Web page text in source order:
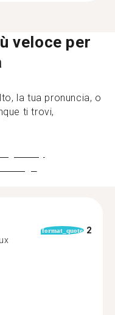
veloce per
la tua pronuncia, o
ti trovi,
format_quote 2